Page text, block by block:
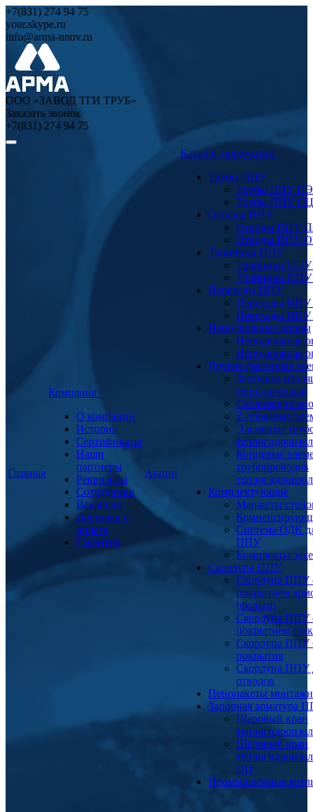
+7(831) 274 94 75
your.skype.ru
info@arma-nnov.ru
ООО «ЗАВОД ТГИ ТРУБ»
Заказать звонок
+7(831) 274 94 75
Главная
Компания
О компании
История
Сертификаты
Наши
партнеры
Реквизиты
Сотрудники
Вакансии
Доставка и
оплата
Гарантия
Акции
Каталог продукции
Трубы ППУ
Трубы ППУ ПЭ
Трубы ППУ ОЦ
Отводы ППУ
Отводы ППУ
Отводы ППУ
Тройники ППУ
Тройники
Тройники
Переходы ППУ
Переходы
Переходы
Неподвижные опоры
Неподвижная
Неподвижная
Другие фасонные
Заглушка
металлическая
Скользящие
Z-образные
Элементы
Концевые
трубопроводов
Комплектующие
Манжеты
Система ОДК
ППУ
Комплекты
Скорлупа ППУ
Скорлупа ППУ
покрытием
(фольга)
Скорлупа ППУ
покрытием
Скорлупа ППУ
покрытия
Скорлупа ППУ
отводов
Пенопакеты
Запорная арматура
Шаровый кран
Шаровый кран
ОЦ
Промышленные